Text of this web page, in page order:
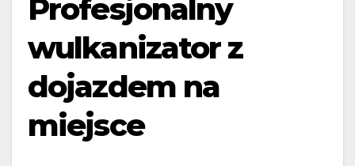
Profesjonalny
wulkanizator z
dojazdem na
miejsce